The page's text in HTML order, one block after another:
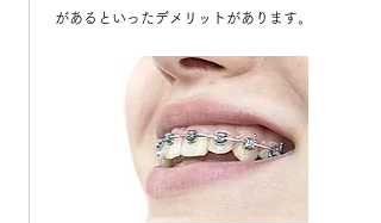
があるといったデメリットがあります。